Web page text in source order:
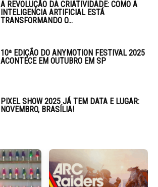
A REVOLUÇÃO DA CRIATIVIDADE: COMO A
INTELIGENCIA ARTIFICIAL ESTÁ
TRANSFORMANDO O...
10ª EDIÇÃO DO ANYMOTION FESTIVAL 2025
ACONTECE EM OUTUBRO EM SP
PIXEL SHOW 2025 JÁ TEM DATA E LUGAR:
NOVEMBRO, BRASÍLIA!